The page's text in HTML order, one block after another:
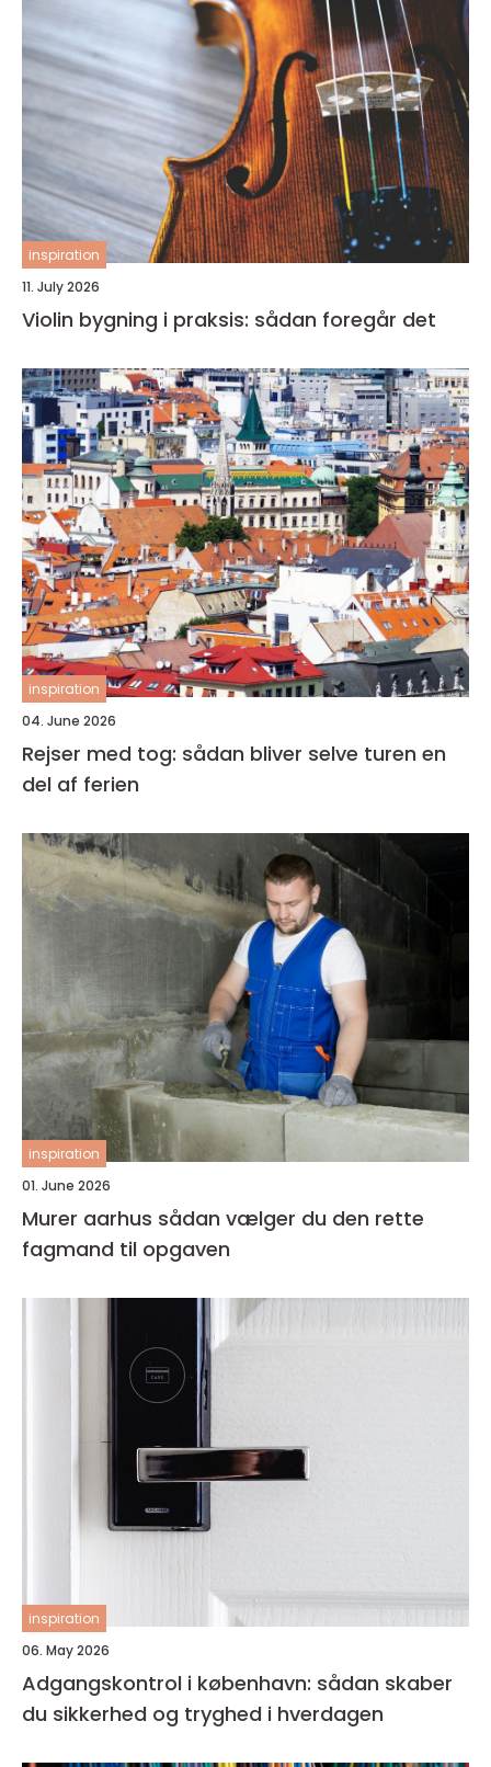
inspiration
11. July 2026
Violin bygning i praksis: sådan foregår det
inspiration
04. June 2026
Rejser med tog: sådan bliver selve turen en
del af ferien
inspiration
01. June 2026
Murer aarhus sådan vælger du den rette
fagmand til opgaven
inspiration
06. May 2026
Adgangskontrol i københavn: sådan skaber
du sikkerhed og tryghed i hverdagen